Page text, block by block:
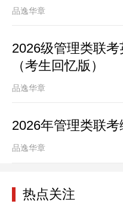
品逸华章
2026级管理类联
（考生回忆版）
品逸华章
2026年管理类联
品逸华章
热点关注